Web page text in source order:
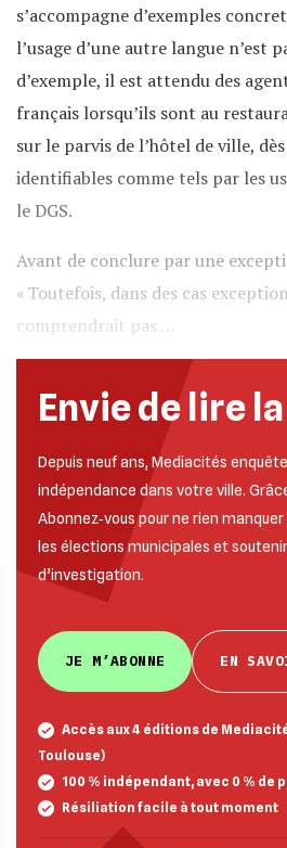
s’accompagne d’exemples
l’usage d’une autre langue n’est
d’exemple, il est attendu des
français lorsqu’ils sont au
sur le parvis de l’hôtel de ville,
identifiables comme tels par les
le DGS.
Avant de conclure par une
« Toutefois, dans des cas
comprendrait pas …
Envie de lire
Depuis neuf ans, Mediacités
indépendance dans votre ville.
Abonnez‐vous pour ne rien
les élections municipales et
d’investigation.
JE M’ABONNE EN
Accès aux 4 éditions de
Toulouse)
100 % indépendant, avec 0 % de
Résiliation facile à tout moment